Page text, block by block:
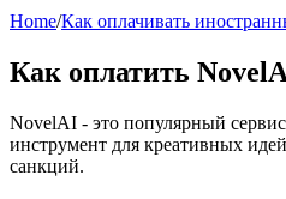
Home/Как оплачивать
Как оплатить
NovelAI - это популярный
инструмент для креативных
санкций.